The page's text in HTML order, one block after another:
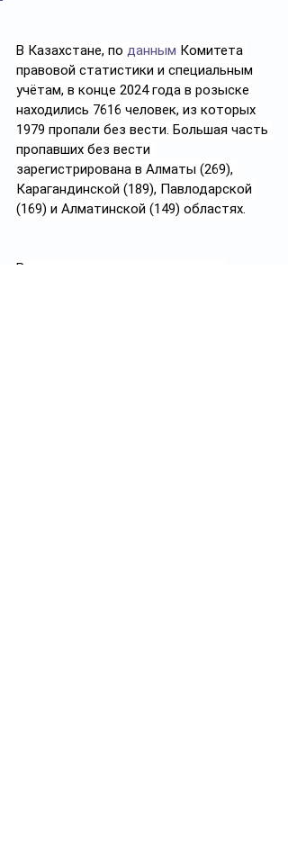
В Казахстане, по данным Комитета
правовой статистики и специальным
учётам, в конце 2024 года в розыске
находились 7616 человек, из которых
1979 пропали без вести. Большая часть
пропавших без вести
зарегистрирована в Алматы (269),
Карагандинской (189), Павлодарской
(169) и Алматинской (149) областях.
В различных случаях чаще всего